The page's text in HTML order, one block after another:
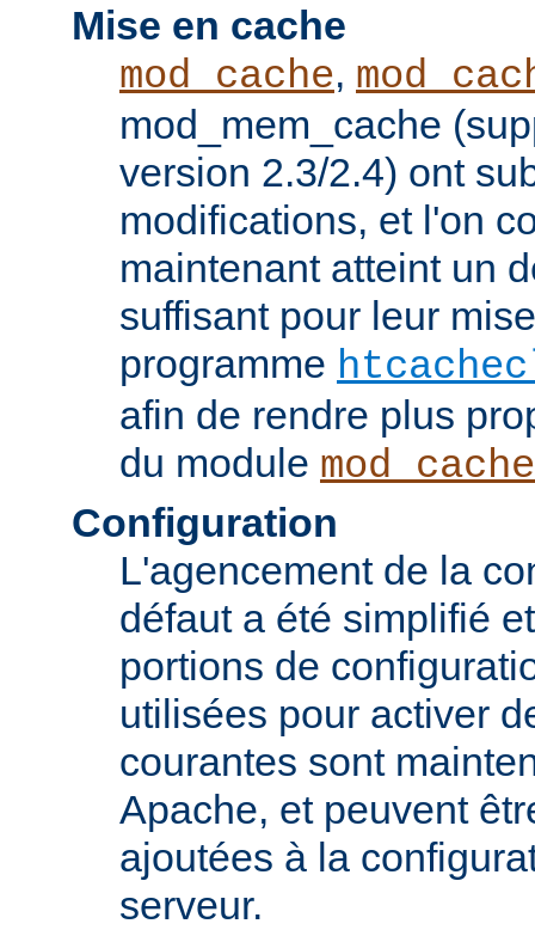
Mise en cache
mod_cache,
mod_mem_cache
version 2.3/2.4) ont
modifications, et l'on
maintenant atteint un
suffisant pour leur
programme
afin de rendre plus
du module
Configuration
L'agencement de la
défaut a été simplifié
portions de
utilisées pour activer
courantes sont
Apache, et peuvent
ajoutées à la
serveur.